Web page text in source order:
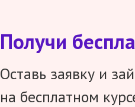
Получи
Оставь заявку и
на бесплатном